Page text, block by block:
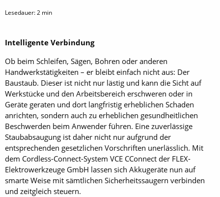
Lesedauer:2 min
Intelligente Verbindung
Ob beim Schleifen, Sägen, Bohren oder anderen
Handwerkstätigkeiten – er bleibt einfach nicht aus: Der
Baustaub. Dieser ist nicht nur lästig und kann die Sicht auf
Werkstücke und den Arbeitsbereich erschweren oder in
Geräte geraten und dort langfristig erheblichen Schaden
anrichten, sondern auch zu erheblichen gesundheitlichen
Beschwerden beim Anwender führen. Eine zuverlässige
Staubabsaugung ist daher nicht nur aufgrund der
entsprechenden gesetzlichen Vorschriften unerlässlich. Mit
dem Cordless-Connect-System VCE CConnect der FLEX-
Elektrowerkzeuge GmbH lassen sich Akkugeräte nun auf
smarte Weise mit sämtlichen Sicherheitssaugern verbinden
und zeitgleich steuern.